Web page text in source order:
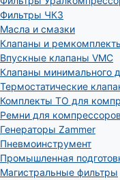
Фильтры ЧКЗ
Масла и смазки
Клапаны и
Впускные клапаны VMC
Клапаны минимального
Термостатические
Комплекты ТО для
Ремни для компрессоров
Генераторы Zammer
Пневмоинструмент
Промышленная
Магистральные фильтры